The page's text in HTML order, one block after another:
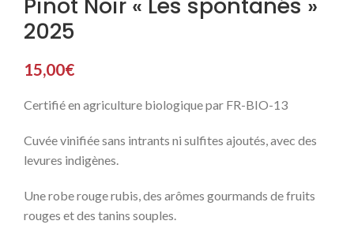
Pinot Noir « Les spontanés »
2025
15,00€
Certifié en agriculture biologique par FR-BIO-13
Cuvée vinifiée sans intrants ni sulfites ajoutés, avec des
levures indigènes.
Une robe rouge rubis, des arômes gourmands de fruits
rouges et des tanins souples.